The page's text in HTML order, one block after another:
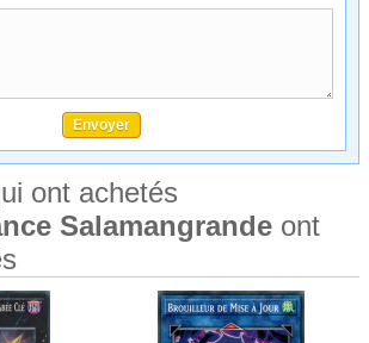
ont achetés
Salamangrande ont